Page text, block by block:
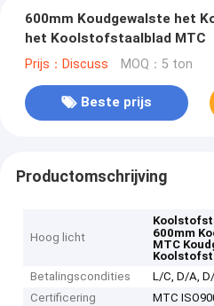
600mm Koudgewalste het
het Koolstofstaalblad MTC
Prijs：Discuss MOQ：5 ton
Beste prijs
Productomschrijving
Hoog licht
600mm
MTC
Betalingscondities
L/C, D/A,
Certificering
MTC